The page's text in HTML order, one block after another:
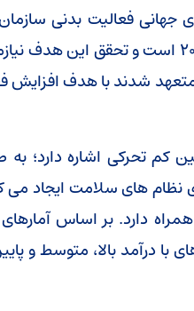
درصدی شیوع جهانی کم تحرکی تا سال ۲۰۳۰
نیز همه کشورها متعهد شدند با هدف
تحرکی اشاره دارد؛
دارد. بر اساس
درآمد بالا، متوسط و